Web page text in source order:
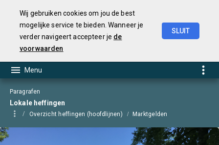
Wij gebruiken cookies om jou de best
mogelijke service te bieden. Wanneer je
verder navigeert accepteer je de
voorwaarden
SLUIT
Paragrafen
Lokale heffingen
Overzicht heffingen (hoofdlijnen) Marktgelden